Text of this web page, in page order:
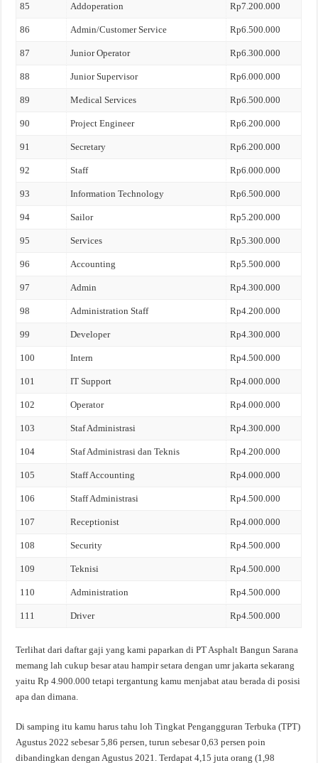
85 Addoperation Rp7.200.000
86 Admin/Customer Service Rp6.500.000
87 Junior Operator Rp6.300.000
88 Junior Supervisor Rp6.000.000
89 Medical Services Rp6.500.000
90 Project Engineer Rp6.200.000
91 Secretary Rp6.200.000
92 Staff Rp6.000.000
93 Information Technology Rp6.500.000
94 Sailor Rp5.200.000
95 Services Rp5.300.000
96 Accounting Rp5.500.000
97 Admin Rp4.300.000
98 Administration Staff Rp4.200.000
99 Developer Rp4.300.000
100 Intern Rp4.500.000
101 IT Support Rp4.000.000
102 Operator Rp4.000.000
103 Staf Administrasi Rp4.300.000
104 Staf Administrasi dan Teknis Rp4.200.000
105 Staff Accounting Rp4.000.000
106 Staff Administrasi Rp4.500.000
107 Receptionist Rp4.000.000
108 Security Rp4.500.000
109 Teknisi Rp4.500.000
110 Administration Rp4.500.000
111 Driver Rp4.500.000
Terlihat dari daftar gaji yang kami paparkan di PT Asphalt Bangun Sarana
memang lah cukup besar atau hampir setara dengan umr jakarta sekarang
yaitu Rp 4.900.000 tetapi tergantung kamu menjabat atau berada di posisi
apa dan dimana.
Di samping itu kamu harus tahu loh Tingkat Pengangguran Terbuka (TPT)
Agustus 2022 sebesar 5,86 persen, turun sebesar 0,63 persen poin
dibandingkan dengan Agustus 2021. Terdapat 4,15 juta orang (1,98